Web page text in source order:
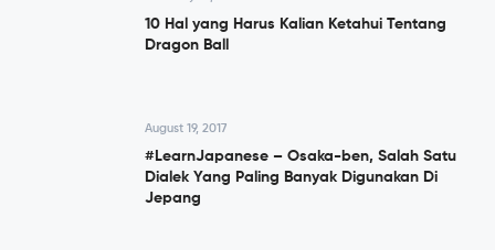
10 Hal yang Harus Kalian Ketahui Tentang
Dragon Ball
August 19, 2017
#LearnJapanese – Osaka-ben, Salah Satu
Dialek Yang Paling Banyak Digunakan Di
Jepang